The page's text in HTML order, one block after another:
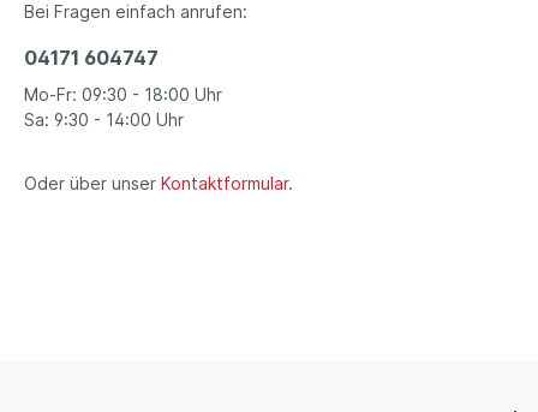
Bei Fragen einfach anrufen:
04171 604747
Mo-Fr: 09:30 - 18:00 Uhr
Sa: 9:30 - 14:00 Uhr
Oder über unser Kontaktformular.